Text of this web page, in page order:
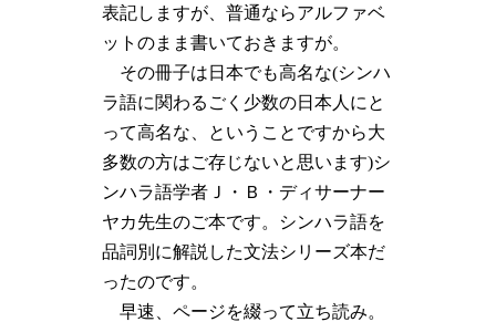
表記しますが、普通ならアルファベ
ットのまま書いておきますが。
その冊子は日本でも高名な(シンハ
ラ語に関わるごく少数の日本人にと
って高名な、ということですから大
多数の方はご存じないと思います)シ
ンハラ語学者Ｊ・Ｂ・ディサーナー
ヤカ先生のご本です。シンハラ語を
品詞別に解説した文法シリーズ本だ
ったのです。
早速、ページを綴って立ち読み。